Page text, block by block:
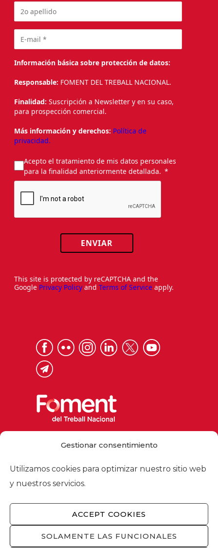
Gestionar consentimiento
Utilizamos cookies para optimizar nuestro sitio web
y nuestros servicios.
ACCEPT COOKIES
SOLAMENTE LAS FUNCIONALES
Información básica sobre protección de datos:
Responsable: FOMENT DEL TREBALL NACIONAL.
Finalidad: Suscripción a Newsletter y en su caso,
para prospección comercial.
Más información y derechos: Política de
privacidad.
Acepto el tratamiento de mis datos personales
para la finalidad anteriormente detallada.
ENVIAR
This site is protected by reCAPTCHA and the
Google Privacy Policy and Terms of Service apply.
foment@foment.com
© 2026 - Foment del Treball Nacional